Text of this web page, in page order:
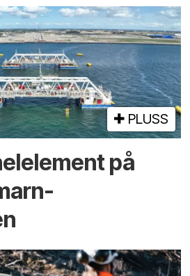
PLUSS
på